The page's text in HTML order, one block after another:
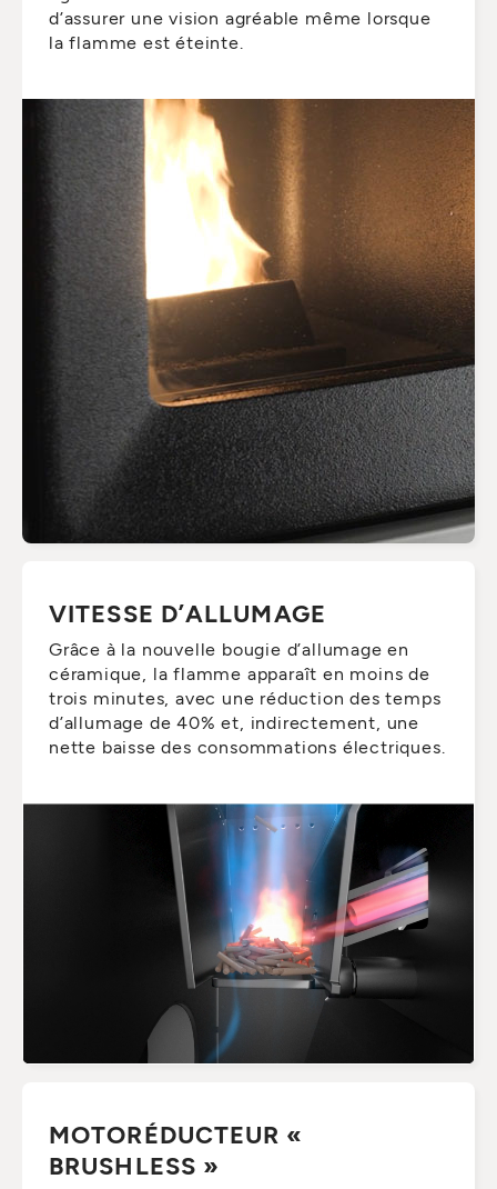
d’assurer une vision agréable même lorsque
la flamme est éteinte.
VITESSE D’ALLUMAGE
Grâce à la nouvelle bougie d’allumage en
céramique, la flamme apparaît en moins de
trois minutes, avec une réduction des temps
d’allumage de 40% et, indirectement, une
nette baisse des consommations électriques.
MOTORÉDUCTEUR «
BRUSHLESS »